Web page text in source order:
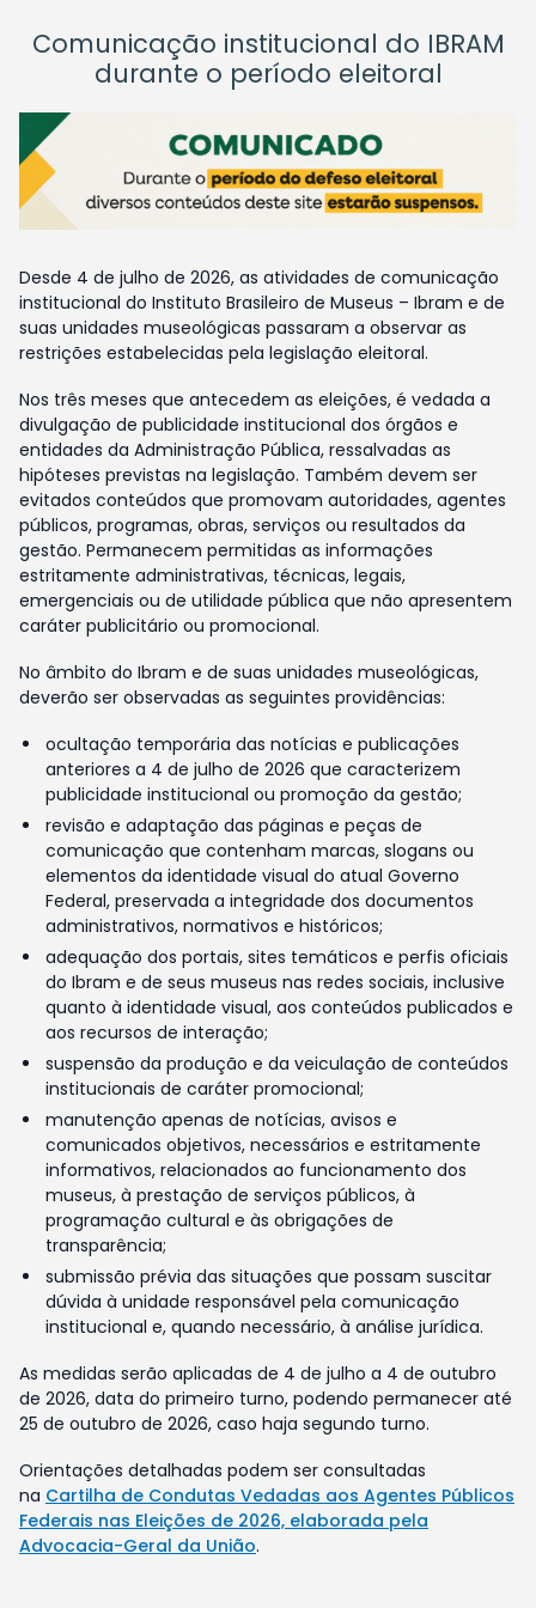
Comunicação institucional do IBRAM
durante o período eleitoral
Desde 4 de julho de 2026, as atividades de comunicação
institucional do Instituto Brasileiro de Museus – Ibram e de
suas unidades museológicas passaram a observar as
restrições estabelecidas pela legislação eleitoral.
Nos três meses que antecedem as eleições, é vedada a
divulgação de publicidade institucional dos órgãos e
entidades da Administração Pública, ressalvadas as
hipóteses previstas na legislação. Também devem ser
evitados conteúdos que promovam autoridades, agentes
públicos, programas, obras, serviços ou resultados da
gestão. Permanecem permitidas as informações
estritamente administrativas, técnicas, legais,
emergenciais ou de utilidade pública que não apresentem
caráter publicitário ou promocional.
No âmbito do Ibram e de suas unidades museológicas,
deverão ser observadas as seguintes providências:
ocultação temporária das notícias e publicações
anteriores a 4 de julho de 2026 que caracterizem
publicidade institucional ou promoção da gestão;
revisão e adaptação das páginas e peças de
comunicação que contenham marcas, slogans ou
elementos da identidade visual do atual Governo
Federal, preservada a integridade dos documentos
administrativos, normativos e históricos;
adequação dos portais, sites temáticos e perfis oficiais
do Ibram e de seus museus nas redes sociais, inclusive
quanto à identidade visual, aos conteúdos publicados e
aos recursos de interação;
suspensão da produção e da veiculação de conteúdos
institucionais de caráter promocional;
manutenção apenas de notícias, avisos e
comunicados objetivos, necessários e estritamente
informativos, relacionados ao funcionamento dos
museus, à prestação de serviços públicos, à
programação cultural e às obrigações de
transparência;
submissão prévia das situações que possam suscitar
dúvida à unidade responsável pela comunicação
institucional e, quando necessário, à análise jurídica.
As medidas serão aplicadas de 4 de julho a 4 de outubro
de 2026, data do primeiro turno, podendo permanecer até
25 de outubro de 2026, caso haja segundo turno.
Orientações detalhadas podem ser consultadas
na Cartilha de Condutas Vedadas aos Agentes Públicos
Federais nas Eleições de 2026, elaborada pela
Advocacia-Geral da União.